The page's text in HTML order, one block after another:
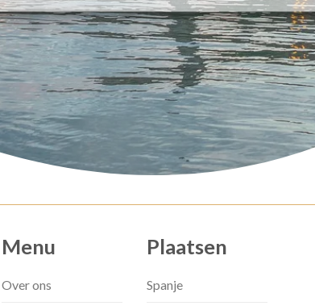
Menu
Over ons
Plaatsen
Spanje